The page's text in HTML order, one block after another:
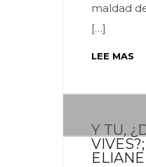
maldad
[…]
LEE MAS
Y TU,